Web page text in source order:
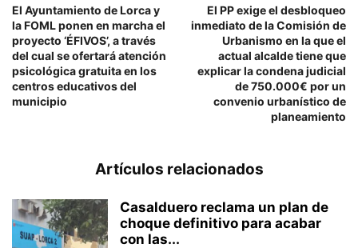
El Ayuntamiento de Lorca y
la FOML ponen en marcha el
proyecto ‘ÉFIVOS’, a través
del cual se ofertará atención
psicológica gratuita en los
centros educativos del
municipio
El PP exige el desbloqueo
inmediato de la Comisión de
Urbanismo en la que el
actual alcalde tiene que
explicar la condena judicial
de 750.000€ por un
convenio urbanístico de
planeamiento
Artículos relacionados
Casalduero reclama un plan de
choque definitivo para acabar
con las...